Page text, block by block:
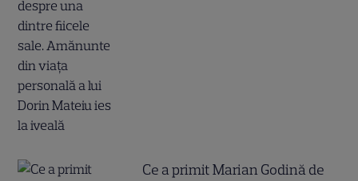
Ce a primit Marian Godină de